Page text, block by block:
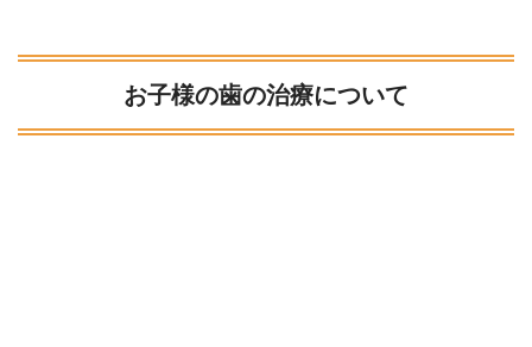
お子様の歯の治療について